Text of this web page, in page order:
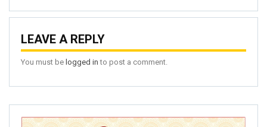
LEAVE A REPLY
You must be logged in to post a comment.